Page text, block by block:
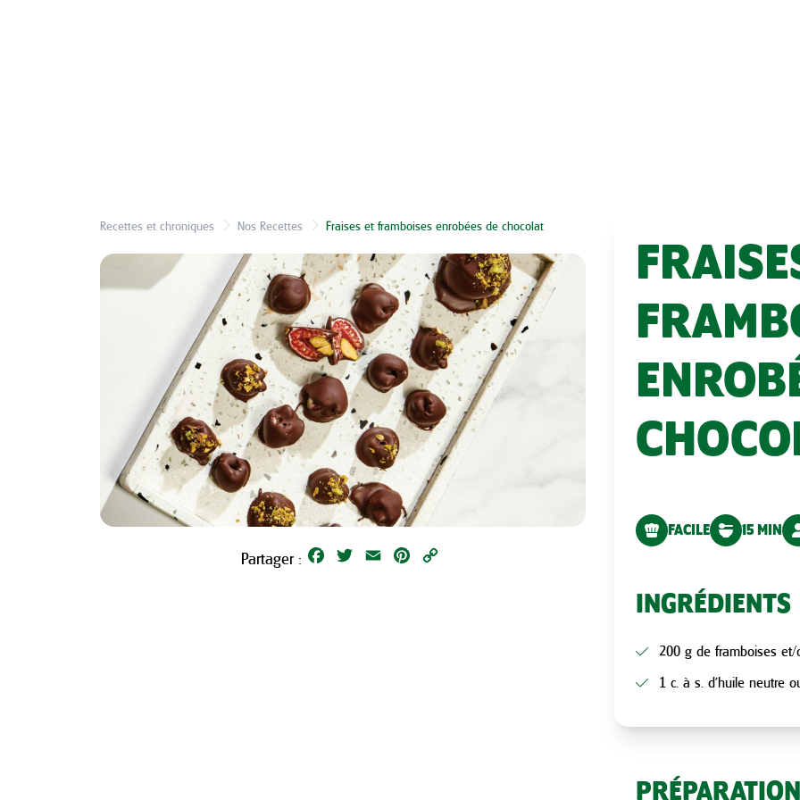
Recettes et chroniques Nos Recettes Fraises et framboises enrobées de chocolat
Partager : Facebook
Twitter Email Pinterest
FACILE 15 MIN
INGRÉDIENTS
200 g de framboises et/
1 c. à s. d’huile neutre
PRÉPARATION